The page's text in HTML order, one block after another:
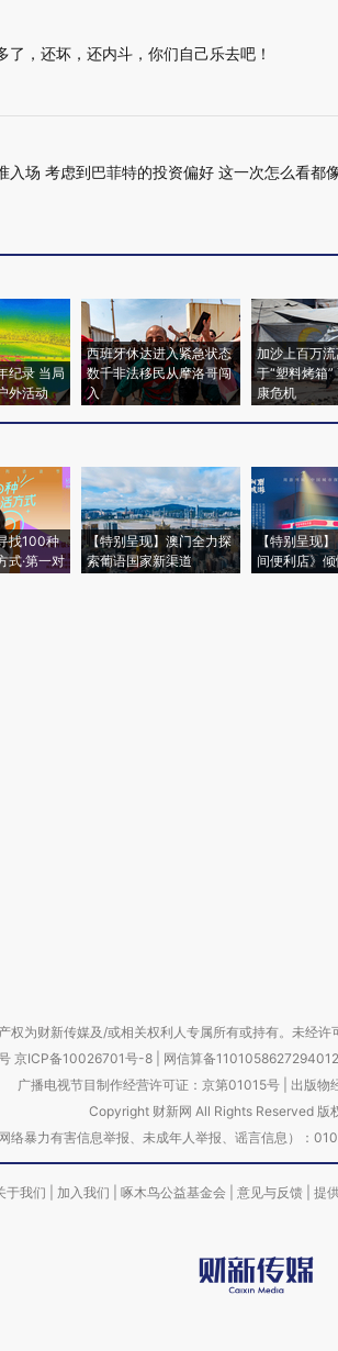
，还坏，还内斗，你们自己乐去吧！
入场 考虑到巴菲特的投资偏好 这一次怎么看都
纪录 当局
外活动
西班牙休达进入紧急状态
数千非法移民从摩洛哥闯
入
加沙上百万
于“塑料烤箱
康危机
找100种
式·第一对
【特别呈现】澳门全力探
索葡语国家新渠道
【特别呈现
间便利店》
权为财新传媒及/或相关权利人专属所有或持有。未经许
京ICP备10026701号-8 网信算备
广播电视节目制作经营许可证：京第01015号| 出版物
Copyright 财新网 All Rights Reserved 版
络暴力有害信息举报、未成年人举报、谣言信息）
于我们 加入我们 啄木鸟公益基金会 意见与反馈 提